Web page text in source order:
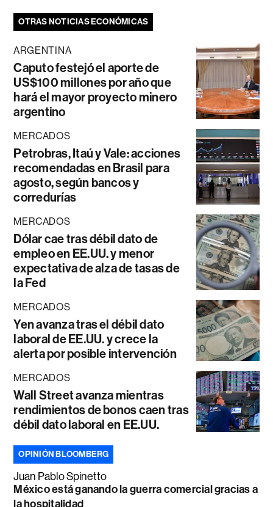
OTRAS NOTICIAS ECONÓMICAS
ARGENTINA
Caputo festejó el aporte de
US$100 millones por año que
hará el mayor proyecto minero
argentino
MERCADOS
Petrobras, Itaú y Vale: acciones
recomendadas en Brasil para
agosto, según bancos y
corredurías
MERCADOS
Dólar cae tras débil dato de
empleo en EE.UU. y menor
expectativa de alza de tasas de
la Fed
MERCADOS
Yen avanza tras el débil dato
laboral de EE.UU. y crece la
alerta por posible intervención
MERCADOS
Wall Street avanza mientras
rendimientos de bonos caen tras
débil dato laboral en EE.UU.
OPINIÓN BLOOMBERG
Juan Pablo Spinetto
México está ganando la guerra comercial gracias a
la hospitalidad